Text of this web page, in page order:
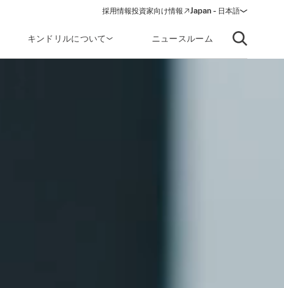
採用情報投資家向け情報
(opens in a new window)
Japan - 日本語
キンドリルについて ニュースルーム
Open